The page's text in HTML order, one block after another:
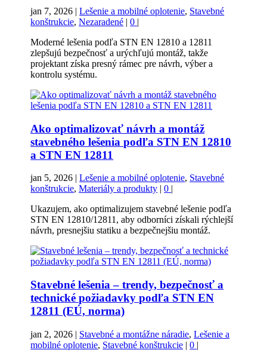
jan 7, 2026 |Lešenie a mobilné oplotenie, Stavebné
konštrukcie,Nezaradené |0 |
Moderné lešenia podľa STN EN 12810 a 12811
zlepšujú bezpečnosť a urýchľujú montáž, takže
projektant získa presný rámec pre návrh, výber a
kontrolu systému.
Ako optimalizovať návrh a montáž
stavebného lešenia podľa STN EN 12810
a STN EN 12811
jan 5, 2026 |Lešenie a mobilné oplotenie, Stavebné
konštrukcie,Materiály a produkty |0 |
Ukazujem, ako optimalizujem stavebné lešenie podľa
STN EN 12810/12811, aby odborníci získali rýchlejší
návrh, presnejšiu statiku a bezpečnejšiu montáž.
Stavebné lešenia – trendy, bezpečnosť a
technické požiadavky podľa STN EN
12811 (EÚ, norma)
jan 2, 2026 | Stavebné a montážne náradie,Lešenie a
mobilné oplotenie, Stavebné konštrukcie |0 |